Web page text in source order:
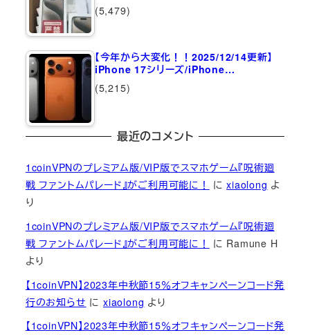
(5,479)
【今年から大変化！！2025/12/14更新】
iPhone 17シリーズ/iPhone…
(5,215)
最近のコメント
1coinVPNのプレミアム版/VIP版でスマホゲーム『呪術廻
戦 ファントムパレード』がご利用可能に！
にxiaolong よ
り
1coinVPNのプレミアム版/VIP版でスマホゲーム『呪術廻
戦 ファントムパレード』がご利用可能に！
に Ramune H
より
【1coinVPN】2023年中秋節15％オフキャンペーンコード発
行のお知らせ にxiaolong より
【1coinVPN】2023年中秋節15％オフキャンペーンコード発